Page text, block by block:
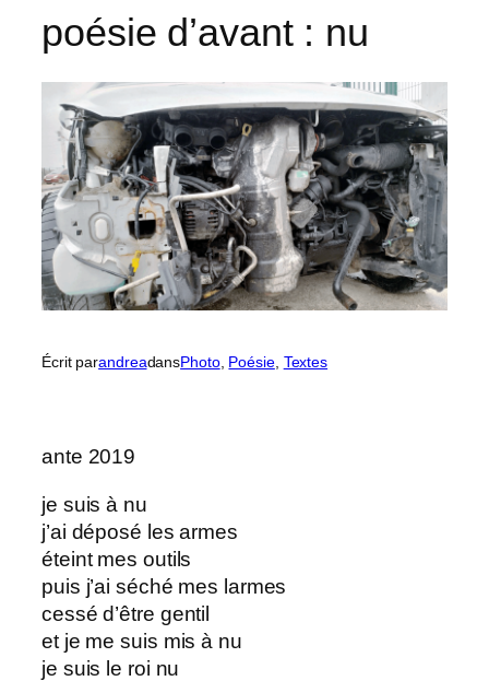
poésie d’avant : nu
Écrit parandreadansPhoto, Poésie, Textes
ante 2019
je suis à nu
j’ai déposé les armes
éteint mes outils
puis j’ai séché mes larmes
cessé d’être gentil
et je me suis mis à nu
je suis le roi nu